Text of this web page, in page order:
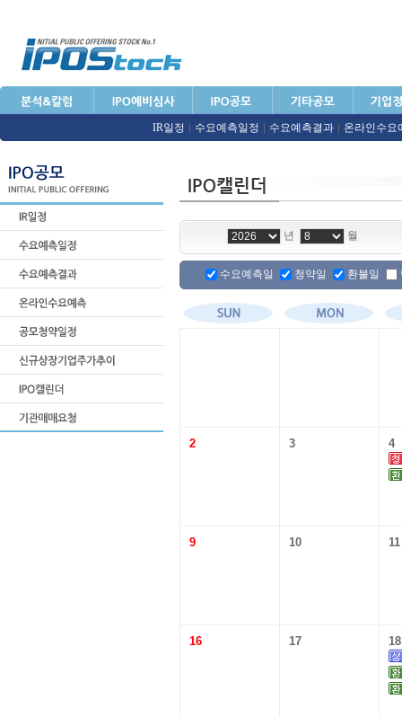
IR일정 수요예측일정 수요예측결과 온라인수요
년 월
수요예측일 청약일 환불일
2 3 4
9 10 11
16 17 18